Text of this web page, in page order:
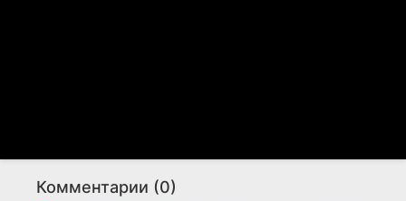
Комментарии (0)